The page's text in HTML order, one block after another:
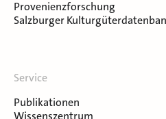
Provenienzforschung
Salzburger
Service
Publikationen
Wissenszentrum